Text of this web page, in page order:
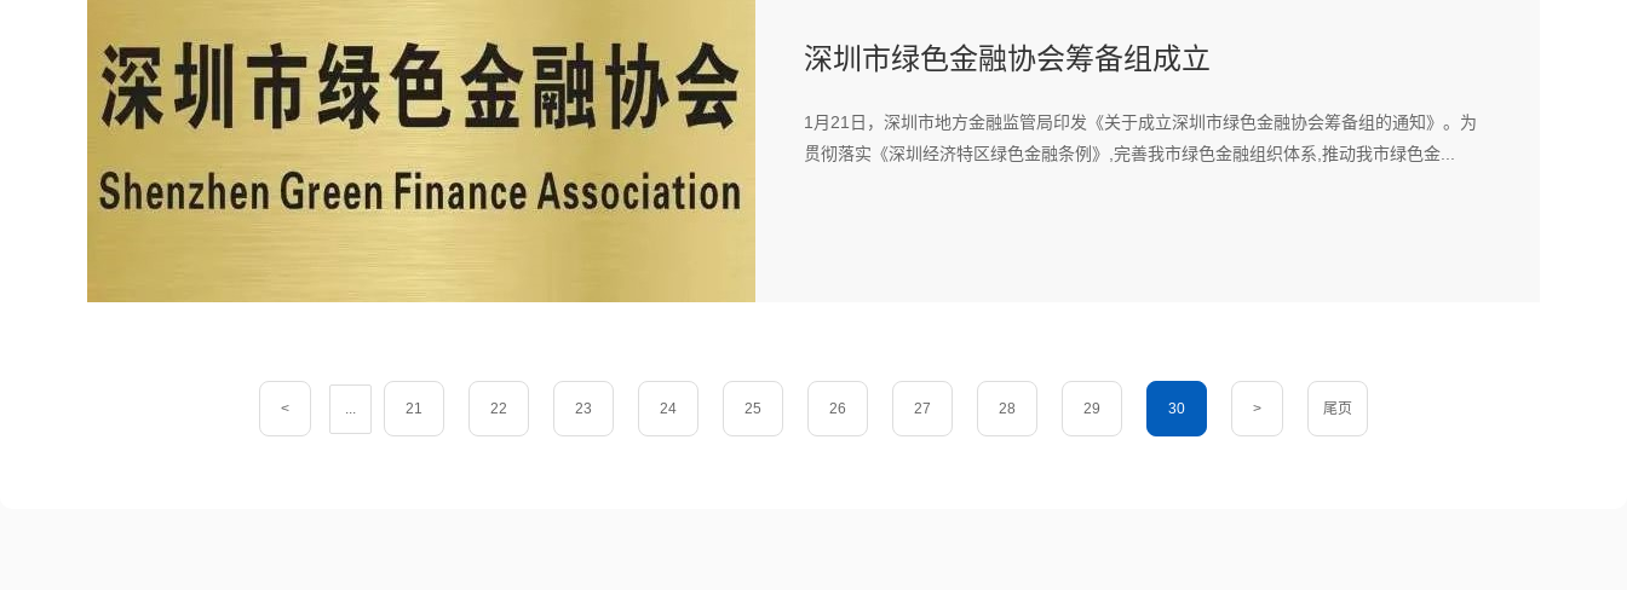
深圳市绿色金融协会筹备组成立
1月21日，深圳市地方金融监管局印发《关于成立深圳市绿色金融协会筹备组的通知》。为
贯彻落实《深圳经济特区绿色金融条例》,完善我市绿色金融组织体系,推动我市绿色金...
< ... 21 22 23 24 25 26 27 28 29 30 > 尾页